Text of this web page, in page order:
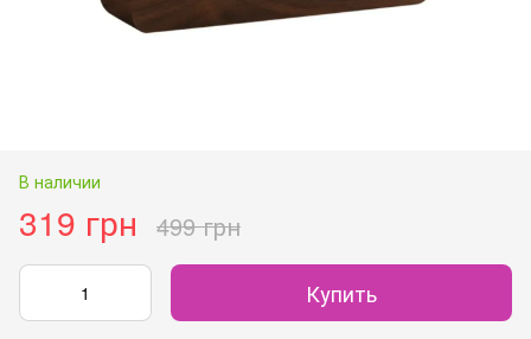
В наличии
319 грн 499 грн
Купить